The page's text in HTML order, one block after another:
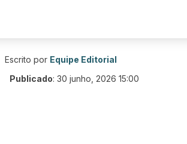
Escrito por Equipe Editorial
Publicado: 30 junho, 2026 15:00